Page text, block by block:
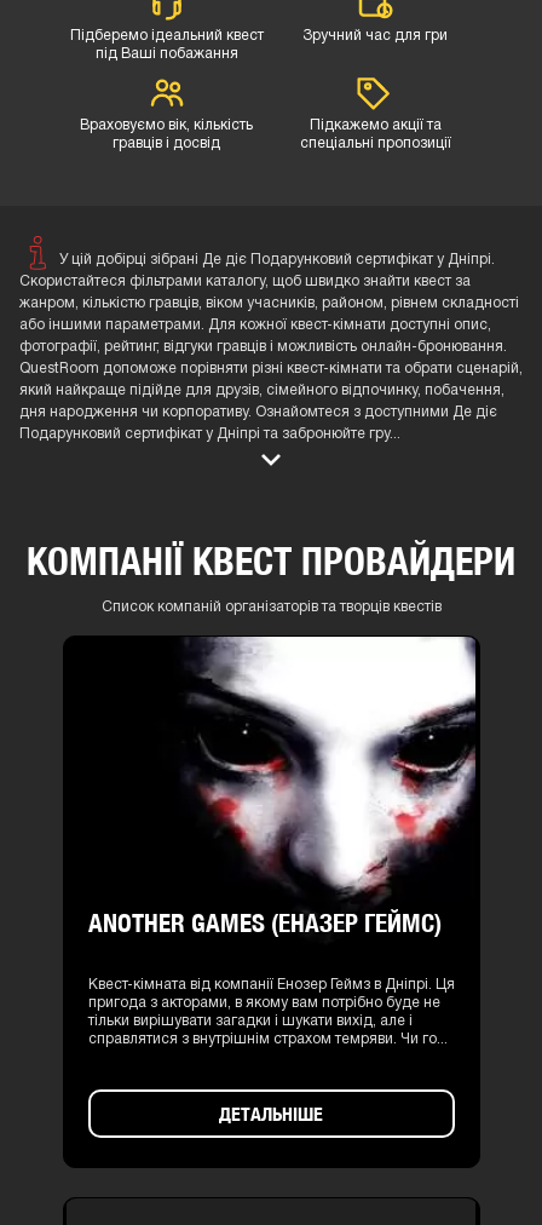
Підберемо ідеальний квест
під Ваші побажання
Зручний час для гри
Враховуємо вік, кількість
гравців і досвід
Підкажемо акції та
спеціальні пропозиції
У цій добірці зібрані Де діє Подарунковий сертифікат у Дніпрі.
Скористайтеся фільтрами каталогу, щоб швидко знайти квест за
жанром, кількістю гравців, віком учасників, районом, рівнем складності
або іншими параметрами. Для кожної квест-кімнати доступні опис,
фотографії, рейтинг, відгуки гравців і можливість онлайн-бронювання.
QuestRoom допоможе порівняти різні квест-кімнати та обрати сценарій,
який найкраще підійде для друзів, сімейного відпочинку, побачення,
дня народження чи корпоративу. Ознайомтеся з доступними Де діє
Подарунковий сертифікат у Дніпрі та забронюйте гру...
КОМПАНІЇ КВЕСТ ПРОВАЙДЕРИ
Список компаній організаторів та творців квестів
ANOTHER GAMES (ЕНАЗЕР ГЕЙМС)
Квест-кімната від компанії Енозер Геймз в Дніпрі. Ця
пригода з акторами, в якому вам потрібно буде не
тільки вирішувати загадки і шукати вихід, але і
справлятися з внутрішнім страхом темряви. Чи го...
ДЕТАЛЬНІШЕ